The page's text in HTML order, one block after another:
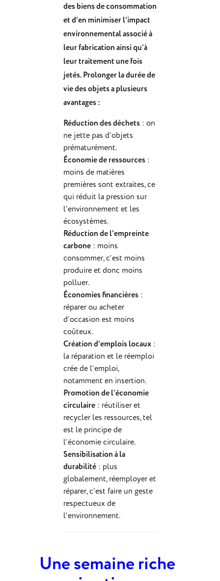
des biens de consommation
et d’en minimiser l’impact
environnemental associé à
leur fabrication ainsi qu’à
leur traitement une fois
jetés. Prolonger la durée de
vie des objets a plusieurs
avantages :
Réduction des déchets: on
ne jette pas d’objets
prématurément.
Économie de ressources:
moins de matières
premières sont extraites, ce
qui réduit la pression sur
l’environnement et les
écosystèmes.
Réduction de l’empreinte
carbone: moins
consommer, c’est moins
produire et donc moins
polluer.
Économies financières:
réparer ou acheter
d’occasion est moins
coûteux.
Création d’emplois locaux:
la réparation et le réemploi
crée de l’emploi,
notamment en insertion.
Promotion de l’économie
circulaire: réutiliser et
recycler les ressources, tel
est le principe de
l’économie circulaire.
Sensibilisation à la
durabilité: plus
globalement, réemployer et
réparer, c’est faire un geste
respectueux de
l’environnement.
Une semaine riche